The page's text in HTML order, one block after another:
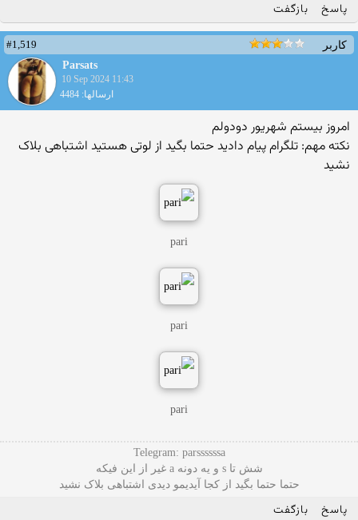
پاسخ بازگفت
کاربر
#1,519
Parsats
10 Sep 2024 11:43
ارسالها: 4484
امروز بیستم شهریور دودولم
نکته مهم: تلگرام پیام دادید حتما بگید از لوتی هستید اشتباهی بلاک
نشید
pari
pari
pari
Telegram: parssssssa
شش تا s و یه دونه a غیر از این فیکه
حتما حتما بگید از کجا آیدیمو دیدی اشتباهی بلاک نشید
پاسخ بازگفت